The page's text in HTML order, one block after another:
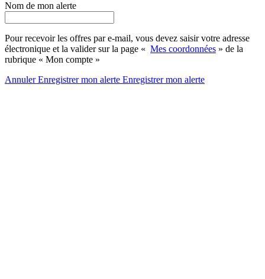
Nom de mon alerte
Pour recevoir les offres par e-mail, vous devez saisir votre adresse
électronique et la valider sur la page « Mes coordonnées » de la
rubrique « Mon compte »
AnnulerEnregistrer mon alerte Enregistrermon alerte